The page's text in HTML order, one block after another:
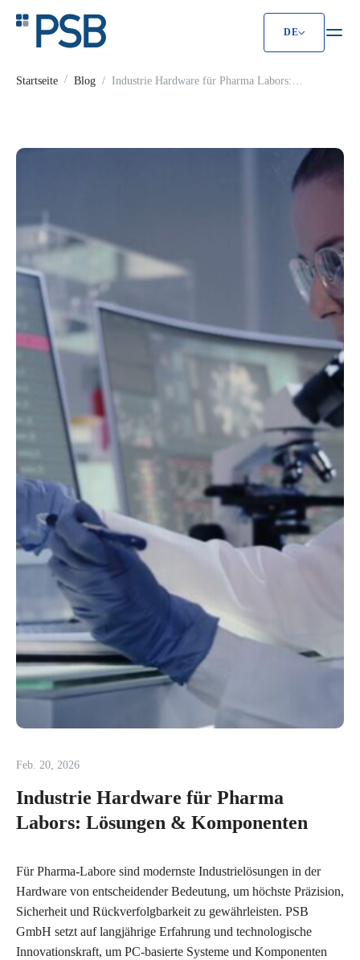
DE
Industrie Hardware für Pharma Labors:
Startseite Blog
Industrie Hardware für Pharma Labors:
Feb. 20, 2026
Industrie Hardware für Pharma
Labors: Lösungen & Komponenten
Für Pharma-Labore sind modernste Industrielösungen in der
Hardware von entscheidender Bedeutung, um höchste Präzision,
Sicherheit und Rückverfolgbarkeit zu gewährleisten. PSB
GmbH setzt auf langjährige Erfahrung und technologische
Innovationskraft, um PC-basierte Systeme und Komponenten